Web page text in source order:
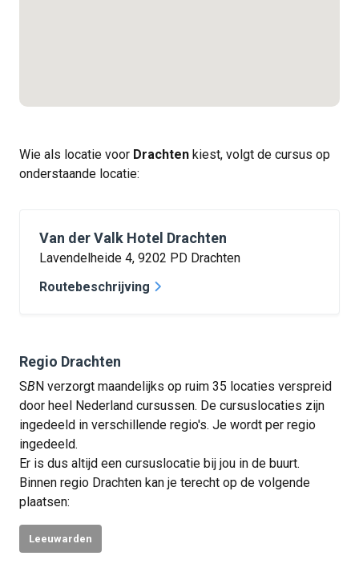
Wie als locatie voor Drachten kiest, volgt de cursus op
onderstaande locatie:
Van der Valk Hotel Drachten
Lavendelheide 4, 9202 PD Drachten
Routebeschrijving
Regio Drachten
SBN verzorgt maandelijks op ruim 35 locaties verspreid
door heel Nederland cursussen. De cursuslocaties zijn
ingedeeld in verschillende regio's. Je wordt per regio
ingedeeld.
Er is dus altijd een cursuslocatie bij jou in de buurt.
Binnen regio Drachten kan je terecht op de volgende
plaatsen:
Leeuwarden